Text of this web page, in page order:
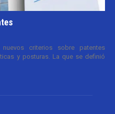
criterios sobre patentes
y posturas. La que se definió